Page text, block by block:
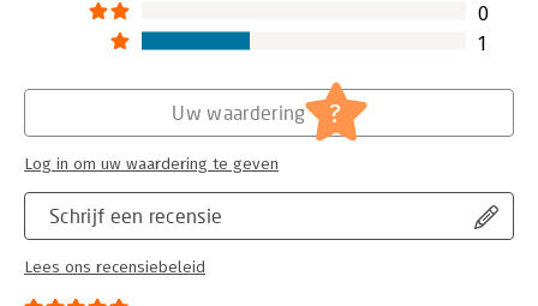
0
1
Schrijf een recensie
Lees ons recensiebeleid
Uw waardering ?
Log in om uw waardering te geven